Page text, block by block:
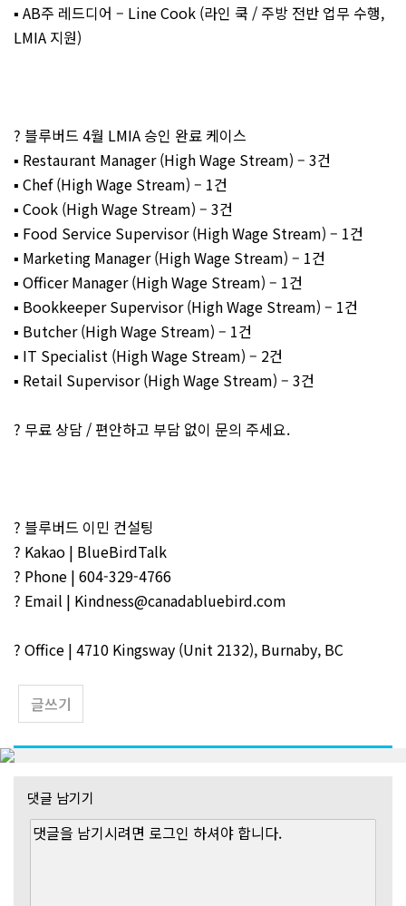
▪️ AB주 레드디어 – Line Cook (라인 쿡 / 주방 전반 업무 수행,
LMIA 지원)
? 블루버드 4월 LMIA 승인 완료 케이스
▪️ Restaurant Manager (High Wage Stream) – 3건
▪️ Chef (High Wage Stream) – 1건
▪️ Cook (High Wage Stream) – 3건
▪️ Food Service Supervisor (High Wage Stream) – 1건
▪️ Marketing Manager (High Wage Stream) – 1건
▪️ Officer Manager (High Wage Stream) – 1건
▪️ Bookkeeper Supervisor (High Wage Stream) – 1건
▪️ Butcher (High Wage Stream) – 1건
▪️ IT Specialist (High Wage Stream) – 2건
▪️ Retail Supervisor (High Wage Stream) – 3건
? 무료 상담 / 편안하고 부담 없이 문의 주세요.
? 블루버드 이민 컨설팅
? Kakao | BlueBirdTalk
? Phone | 604-329-4766
? Email | Kindness@canadabluebird.com
? Office | 4710 Kingsway (Unit 2132), Burnaby, BC
글쓰기
댓글 남기기